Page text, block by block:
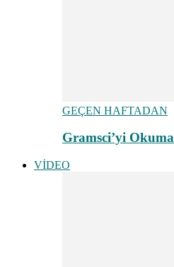
GEÇEN HAFTADAN
Gramsci’yi
VİDEO